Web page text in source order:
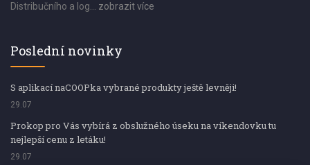
Distribučního a log... zobrazit více
Poslední novinky
S aplikací naCOOPka vybrané produkty ještě levněji!
29.07
Prokop pro Vás vybírá z obslužného úseku na víkendovku tu
nejlepší cenu z letáku!
29.07